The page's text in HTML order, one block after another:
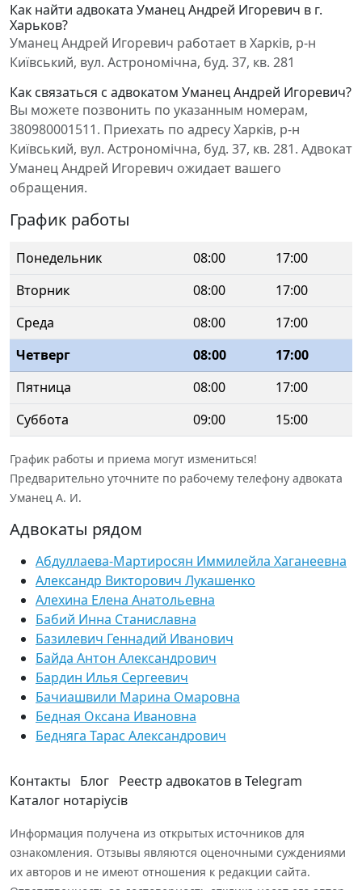
Как найти адвоката Уманец Андрей Игоревич в г.
Харьков?
Уманец Андрей Игоревич работает в Харків, р-н
Київський, вул. Астрономічна, буд. 37, кв. 281
Как связаться с адвокатом Уманец Андрей Игоревич?
Вы можете позвонить по указанным номерам,
380980001511. Приехать по адресу Харків, р-н
Київський, вул. Астрономічна, буд. 37, кв. 281. Адвокат
Уманец Андрей Игоревич ожидает вашего
обращения.
График работы
Понедельник 08:00
17:00
Вторник
08:00
17:00
Среда
08:00
17:00
Четверг
08:00
17:00
Пятница
08:00
17:00
Суббота
09:00 15:00
График работы и приема могут измениться!
Предварительно уточните по рабочему телефону адвоката
Уманец А. И.
Адвокаты рядом
Абдуллаева-Мартиросян Иммилейла Хаганеевна
Александр Викторович Лукашенко
Алехина Елена Анатольевна
Бабий Инна Станиславна
Базилевич Геннадий Иванович
Байда Антон Александрович
Бардин Илья Сергеевич
Бачиашвили Марина Омаровна
Бедная Оксана Ивановна
Бедняга Тарас Александрович
Контакты Блог Реестр адвокатов в Telegram
Каталог нотаріусів
Информация получена из открытых источников для
ознакомления. Отзывы являются оценочными суждениями
их авторов и не имеют отношения к редакции сайта.